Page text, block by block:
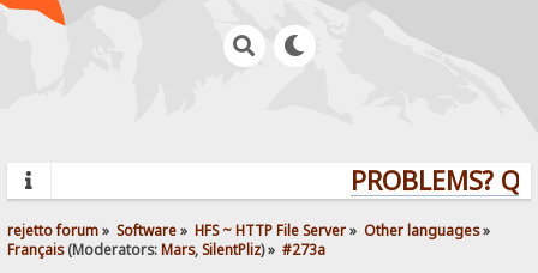
PROBLEMS?
rejetto forum» Software» HFS ~ HTTP File Server» Other languages»
Français(Moderators:Mars,SilentPliz) » #273a